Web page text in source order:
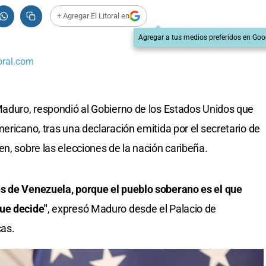
+ Agregar El Litoral en
Agregar a tus medios preferidos en
respondió al Gobierno de los Estados Unidos que
tras una declaración emitida por el secretario de
sobre las elecciones de la nación caribeña.
de Venezuela, porque el pueblo soberano es el que
decide", expresó Maduro desde el Palacio de